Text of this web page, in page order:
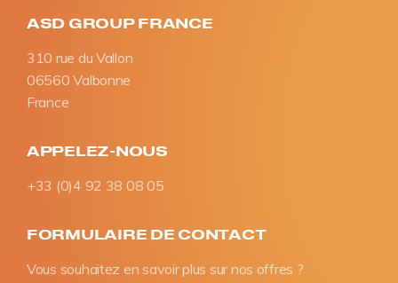
ASD GROUP FRANCE
310 rue du Vallon
06560 Valbonne
France
APPELEZ-NOUS
+33 (0)4 92 38 08 05
FORMULAIRE DE CONTACT
Vous souhaitez en savoir plus sur nos offres ?